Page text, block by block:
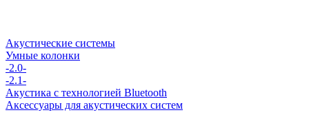
Акустические системы
Умные колонки
-2.0-
-2.1-
Акустика с технологией Bluetooth
Аксессуары для акустических систем